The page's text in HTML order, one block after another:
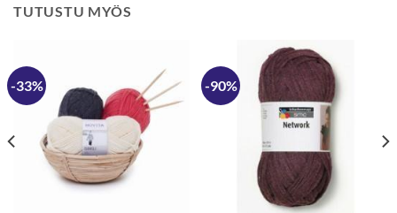
TUTUSTU MYÖS
-33% -90%